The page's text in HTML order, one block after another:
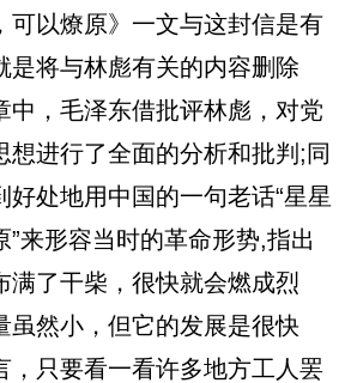
可以燎原》一文与这封信是有
是将与林彪有关的内容删除
中，毛泽东借批评林彪，对党
想进行了全面的分析和批判;同
好处地用中国的一句老话“星星
”来形容当时的革命形势,指出
满了干柴，很快就会燃成烈
虽然小，但它的发展是很快
，只要看一看许多地方工人罢